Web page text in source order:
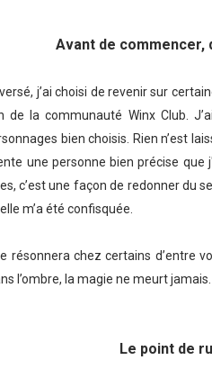
Avant de commencer,
j’ai choisi de revenir sur
la communauté Winx Club.
bien choisis. Rien n’est
une personne bien précise que
c’est une façon de redonner du
m’a été confisquée.
résonnera chez certains d’entre
l’ombre, la magie ne meurt jamais.
Le point de